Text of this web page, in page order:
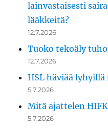
lainvastaisesti
lääkkeitä?
12.7.2026
Tuoko tekoäly
12.7.2026
HSL häviää
5.7.2026
Mitä ajattelen
5.7.2026